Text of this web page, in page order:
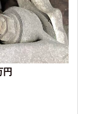
円